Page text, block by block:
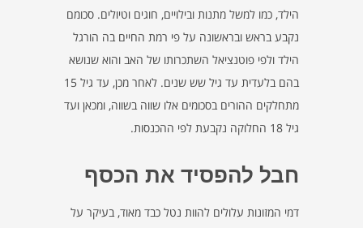
הילד, כמו למשל מתנות ובילויים, חוגים וטיולים. סכומם
נקבע בראש ובראשונה על פי רמת החיים בה הורגל
הילד ולפי פוטנציאל השתכרותו של האב והוא שנושא
בהם בלעדית עד גיל שש שנים. לאחר מכן, עד גיל 15
מתחלקים ההורים בסכומים אלו שווה בשווה, ומכאן ועד
גיל 18 החלוקה נקבעת לפי ההכנסות.
חבל להפסיד את הכסף
דמי המזונות עלולים להוות נטל כבד מאוד, בעיקר על